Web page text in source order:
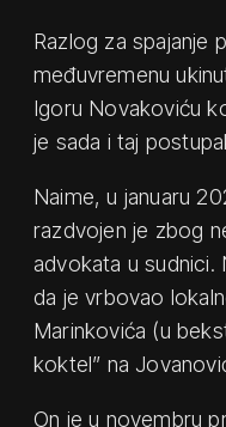
Razlog za spajanje
međuvremenu
Igoru Novakoviću
je sada i taj
Naime, u januaru
razdvojen je zbog
advokata u sudnici.
da je vrbovao
Marinkovića (u
koktel” na
On je u novembru